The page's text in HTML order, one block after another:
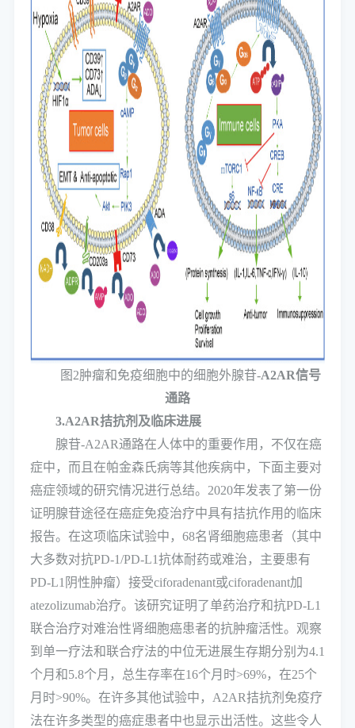
图2肿瘤和免疫细胞中的细胞外腺苷-A2AR信号
通路
3.A2AR拮抗剂及临床进展
腺苷-A2AR通路在人体中的重要作用，不仅在癌
症中，而且在帕金森氏病等其他疾病中，下面主要对
癌症领域的研究情况进行总结。2020年发表了第一份
证明腺苷途径在癌症免疫治疗中具有拮抗作用的临床
报告。在这项临床试验中，68名肾细胞癌患者（其中
大多数对抗PD-1/PD-L1抗体耐药或难治，主要患有
PD-L1阴性肿瘤）接受ciforadenant或ciforadenant加
atezolizumab治疗。该研究证明了单药治疗和抗PD-L1
联合治疗对难治性肾细胞癌患者的抗肿瘤活性。观察
到单一疗法和联合疗法的中位无进展生存期分别为4.1
个月和5.8个月，总生存率在16个月时>69%，在25个
月时>90%。在许多其他试验中，A2AR拮抗剂免疫疗
法在许多类型的癌症患者中也显示出活性。这些令人